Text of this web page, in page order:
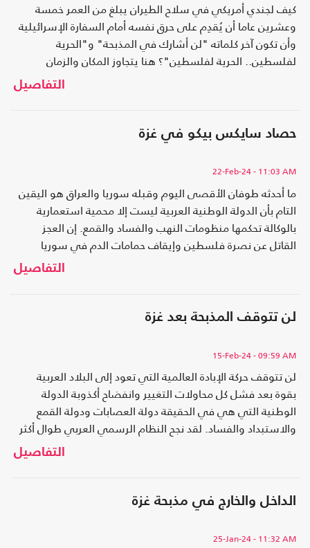
كيف لجندي أمريكي في سلاح الطيران يبلغ من العمر خمسة
وعشرين عاما أن يُقدِم على حرق نفسه أمام السفارة الإسرائيلية
وأن تكون آخر كلماته "لن أشارك في المذبحة" و"الحرية
لفلسطين.. الحرية لفلسطين"؟ هنا يتجاوز المكان والزمان
والفاعل والحدث قدرة العقل العربي على الاستيعاب..التفاصيل
حصاد سايكس بيكو في غزة
22-Feb-24- 11:03 AM
ما أحدثه طوفان الأقصى اليوم وقبله سوريا والعراق هو اليقين
التام بأن الدولة الوطنية العربية ليست إلا محمية استعمارية
بالوكالة تحكمها منظومات النهب والفساد والقمع. إن العجز
القاتل عن نصرة فلسطين وإيقاف حمامات الدم في سوريا
والعراق مثلا يؤكد زيف المقولة الوطنية وأنها لم تكن غير تكريس
التفاصيل
لن تتوقف المذبحة بعد غزة
15-Feb-24- 09:59 AM
لن تتوقف حركة الإبادة العالمية التي تعود إلى البلاد العربية
بقوة بعد فشل كل محاولات التغيير وانفضاح أكذوبة الدولة
الوطنية التي هي في الحقيقة دولة العصابات ودولة القمع
والاستبداد والفساد. لقد نجح النظام الرسمي العربي طوال أكثر
من نصف قرن في تدمير كل محاولات الإصلاح الداخلية..التفاصيل
الداخل والخارج في مذبحة غزة
25-Jan-24- 11:32 AM